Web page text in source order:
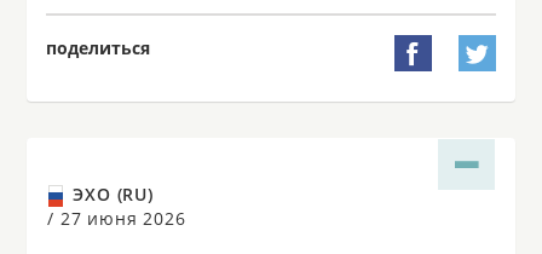
поделиться  
ЭХО (RU)
/ 27 июня 2026